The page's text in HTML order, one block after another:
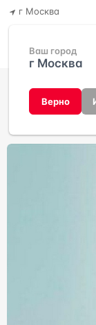
г Москва
Ваш город
г Москва
Верно